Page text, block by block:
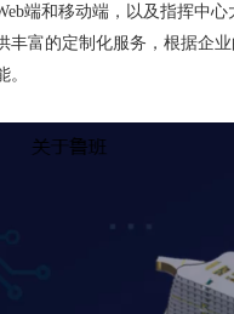
端和移动端，以及指挥中心
丰富的定制化服务，根据企